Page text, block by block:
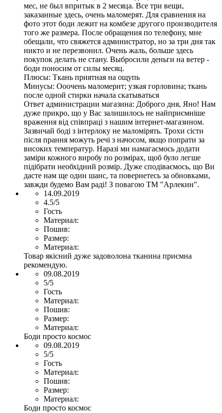
мес, не был впритык в 2 месяца. Все три вещи,
заказанные здесь, очень маломерят. Для сравнения на
фото этот боди лежит на комбезе другого производителя
того же размера. После обращения по телефону, мне
обещали, что свяжется администратор, но за три дня так
никто и не перезвонил. Очень жаль, больше здесь
покупок делать не стану. Выбросили деньги на ветер -
боди поносим от силы месяц.
Плюсы: Ткань приятная на ощупь
Минусы: Ооочень маломерит; узкая горловина; ткань
после одной стирки начала скатываться
Ответ администрации магазина: Доброго дня, Яно! Нам
дуже прикро, що у Вас залишилось не найприємніше
враження від співпраці з нашим інтернет-магазином.
Зазвичай боді з інтерлоку не маломірять. Трохи сісти
після прання можуть речі з начосом, якщо попрати за
високих температур. Наразі ми намагаємось додати
заміри кожного виробу по розмірах, щоб було легше
підібрати необхідний розмір. Дуже сподіваємось, що Ви
дасте нам ще один шанс, та повернетесь за обновками,
завжди будемо Вам раді! З повагою ТМ "Арлекин".
14.09.2019
4.5/5
Гость
Материал:
Пошив:
Размер:
Материал:
Товар якісний дуже задоволона тканина приємна
рекомендую.
09.08.2019
5/5
Гость
Материал:
Пошив:
Размер:
Материал:
Боди просто космос
09.08.2019
5/5
Гость
Материал:
Пошив:
Размер:
Материал:
Боди просто космос